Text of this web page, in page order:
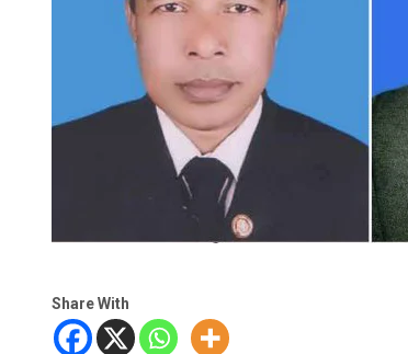
Share With